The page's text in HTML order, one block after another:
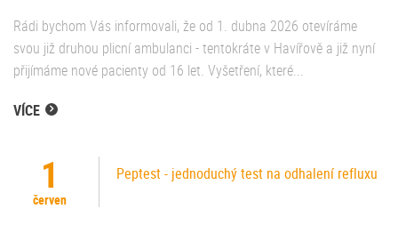
Rádi bychom Vás informovali, že od 1. dubna 2026 otevíráme
svou již druhou plicní ambulanci - tentokráte v Havířově a již nyní
přijímáme nové pacienty od 16 let. Vyšetření, které...
VÍCE
1
červen
Peptest - jednoduchý test na odhalení refluxu